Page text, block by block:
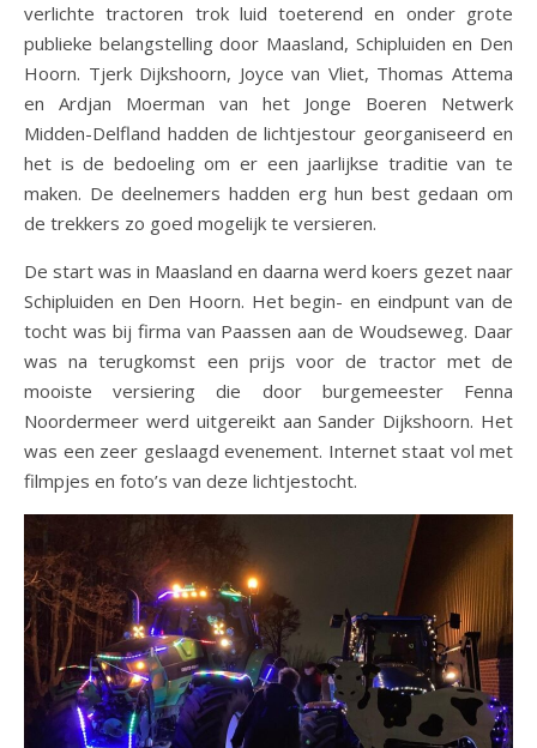
verlichte tractoren trok luid toeterend en onder grote
publieke belangstelling door Maasland, Schipluiden en Den
Hoorn. Tjerk Dijkshoorn, Joyce van Vliet, Thomas Attema
en Ardjan Moerman van het Jonge Boeren Netwerk
Midden-Delfland hadden de lichtjestour georganiseerd en
het is de bedoeling om er een jaarlijkse traditie van te
maken. De deelnemers hadden erg hun best gedaan om
de trekkers zo goed mogelijk te versieren.
De start was in Maasland en daarna werd koers gezet naar
Schipluiden en Den Hoorn. Het begin- en eindpunt van de
tocht was bij firma van Paassen aan de Woudseweg. Daar
was na terugkomst een prijs voor de tractor met de
mooiste versiering die door burgemeester Fenna
Noordermeer werd uitgereikt aan Sander Dijkshoorn. Het
was een zeer geslaagd evenement. Internet staat vol met
filmpjes en foto’s van deze lichtjestocht.